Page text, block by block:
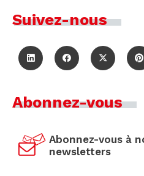
Suivez-nous
Abonnez-vous
Abonnez-vous à
newsletters